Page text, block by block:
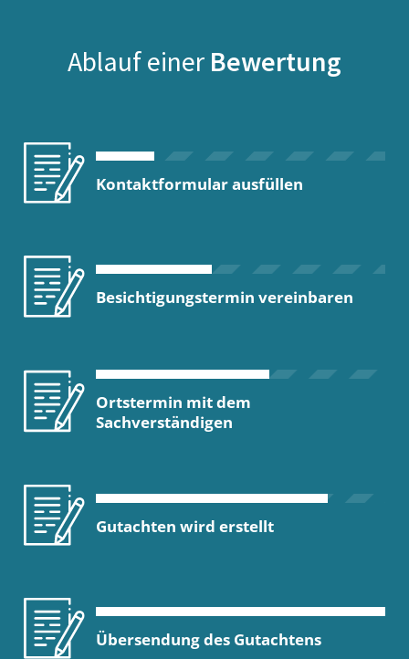
Ablauf einer Bewertung
Kontaktformular ausfüllen
Besichtigungstermin vereinbaren
Ortstermin mit dem
Sachverständigen
Gutachten wird erstellt
Übersendung des Gutachtens